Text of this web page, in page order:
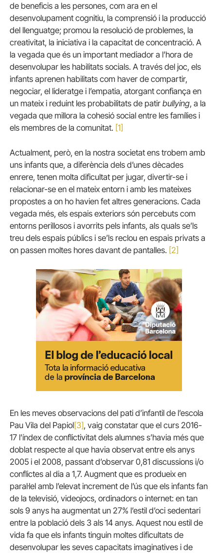
de beneficis a les persones, com ara en el
desenvolupament cognitiu, la comprensió i la producció
del llenguatge; promou la resolució de problemes, la
creativitat, la iniciativa i la capacitat de concentració. A
la vegada que és un important mediador a l’hora de
desenvolupar les habilitats socials. A través del joc, els
infants aprenen habilitats com haver de compartir,
negociar, el lideratge i l’empatia, atorgant confiança en
un mateix i reduint les probabilitats de patir bullying, a la
vegada que millora la cohesió social entre les famílies i
els membres de la comunitat. [1]
Actualment, però, en la nostra societat ens trobem amb
uns infants que, a diferència dels d’unes dècades
enrere, tenen molta dificultat per jugar, divertir-se i
relacionar-se en el mateix entorn i amb les mateixes
propostes a on ho havien fet altres generacions. Cada
vegada més, els espais exteriors són percebuts com
entorns perillosos i avorrits pels infants, als quals se’ls
treu dels espais públics i se’ls reclou en espais privats a
on passen moltes hores davant de pantalles. [2]
En les meves observacions del pati d’infantil de l’escola
Pau Vila del Papiol[3], vaig constatar que el curs 2016-
17 l’índex de conflictivitat dels alumnes s’havia més que
doblat respecte al que havia observat entre els anys
2005 i el 2008, passant d’observar 0,81 discussions i/o
conflictes al dia a 1,7. Augment que es produeix en
paral·lel amb l’elevat increment de l’ús que els infants fan
de la televisió, videojocs, ordinadors o internet: en tan
sols 9 anys ha augmentat un 27% l’estil d’oci sedentari
entre la població dels 3 als 14 anys. Aquest nou estil de
vida fa que els infants tinguin moltes dificultats de
desenvolupar les seves capacitats imaginatives i de